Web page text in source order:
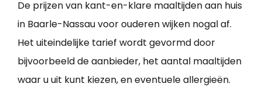
De prijzen van kant-en-klare maaltijden aan huis
in Baarle-Nassau voor ouderen wijken nogal af.
Het uiteindelijke tarief wordt gevormd door
bijvoorbeeld de aanbieder, het aantal maaltijden
waar u uit kunt kiezen, en eventuele allergieën.